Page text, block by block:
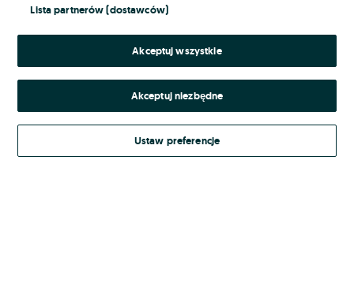
Nie pamiętasz hasła?
Zaloguj się
Kontynuując za pośrednictwem jednego z dostawców wskazanych powyżej,
Regulamin serwisuOLX.pl w jego aktualnym brzmieniu.
Lista partnerów (dostawców)
Akceptuj wszystkie
Akceptuj niezbędne
Ustaw preferencje